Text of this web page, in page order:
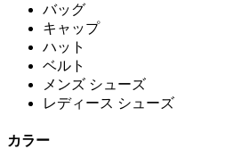
バッグ
キャップ
ハット
ベルト
メンズ シューズ
レディース シューズ
カラー